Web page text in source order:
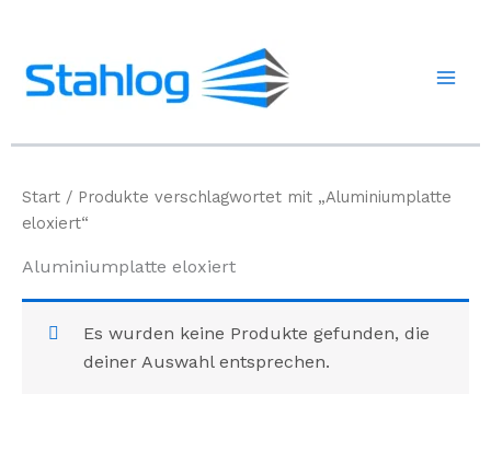
springen
Start / Produkte verschlagwortet mit „Aluminiumplatte
eloxiert“
Aluminiumplatte eloxiert
Es wurden keine Produkte gefunden, die
deiner Auswahl entsprechen.